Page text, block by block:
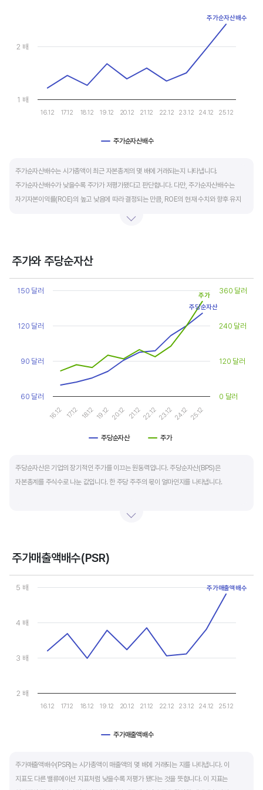
주당순이익이 증가해도 시장 전체적인 악재로 주가가 급락하면 좋은 매수 기회가 됩니다.
The chart has 1 Y axis displaying values. Data ranges from
주가순자산배수
16.12 17.12 18.12 19.12 20.12 21.12 22.12 23.12 24.12 25.12
1 배
2 배
주가순자산배수
주가순자산배수는 시가총액이 최근 자본총계의 몇 배에 거래되는지 나타냅니다.
주가순자산배수가 낮을수록 주가가 저평가됐다고 판단합니다. 다만, 주가순자산배수는
자기자본이익률(ROE)의 높고 낮음에 따라 결정되는 만큼, ROE의 현재 수치와 향후 유지
거래되면 주가가 저평가된 것으로 판단합니다. ROE&PBR 차트를 함께 보고 분석하는 것을
기업의 10년 정도의 장기적인 주가순자산배수 추이를 확인하는 것이 좋습니다.
주가순자산배수는 자기자본이익률이 높을때와 낮을때에 따라 다르게 평가받습니다. 현재
ROE와 비슷한 ROE를 기록한 과거년도를 찾고, 그 당시 시장에서 평가 받은
주가순자산배수(PBR)를 확인해 현재 주가의 저평가 여부를 판단하는 것이 좋습니다.
주가와 주당순자산
Chart
Line chart with 2 lines.
The chart has 2 Y axes displaying values, and values.
주당순자산 주가
16.12 17.12 18.12 19.12 20.12 21.1222.1223.1224.12 25.12
60 달러
90 달러
120 달러
150 달러
0 달러
120 달러
240 달러
360 달러
주당순자산
주가
주당순자산은 기업의 장기적인 주가를 이끄는 원동력입니다. 주당순자산(BPS)은
자본총계를 주식수로 나눈 값입니다. 한 주당 주주의 몫이 얼마인지를 나타냅니다.
자본총계가 빠른 속도로 증가합니다. 이에따라 주가도 오르게 됩니다.
자본을 크게 늘리지 않는 경우가 많습니다. 이에따라 부채비율(=부채/자본*100%)이나
자기자본이익률(순이익/자본총계*100%)처럼 분모에 자본총계를 넣어 계산하는
투자지표는 한국 기업에 비해 상대적으로 높게 나옵니다. 이런 부분을 감안해 미국 기업의
부채비율, 차입금 비중, 주가순자산배수 등을 판단하는 것이 좋습니다.
주가매출액배수(PSR)
Chart
Line chart with 10 data points.
The chart has 1 Y axis displaying values. Data ranges from
주가매출액배수
16.12 17.12 18.12 19.12 20.12 21.12 22.12 23.12 24.12 25.12
2 배
3 배
4 배
5 배 주가매출액배수
주가매출액배수(PSR)는 시가총액이 매출액의 몇 배에 거래되는 지를 나타냅니다. 이
지표도 다른 밸류에이션 지표처럼 낮을수록 저평가 됐다는 것을 뜻합니다. 이 지표는